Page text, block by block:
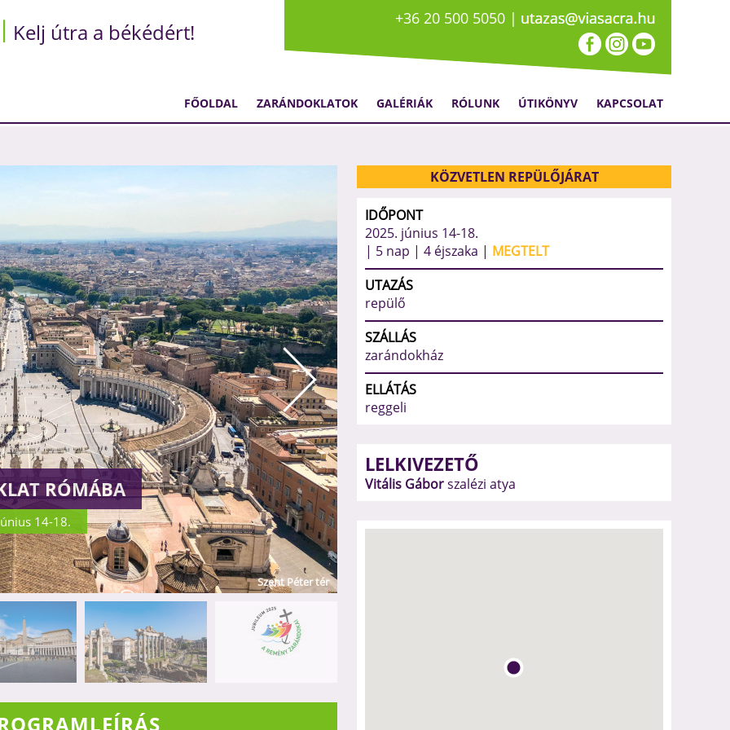
Kelj útra a békédért!
+36 20 500 5050 |
FŐOLDAL ZARÁNDOKLATOK GALÉRIÁK RÓLUNK ÚTIKÖNYV KAPCSOLAT
Szent Péter bazilika (Róma)
RÓMÁBA
14-18.
KÖZVETLEN REPÜLŐJÁRAT
IDŐPONT
2025. június 14-18.
| 5 nap | 4 éjszaka | MEGTELT
UTAZÁS
repülő
SZÁLLÁS
zarándokház
ELLÁTÁS
reggeli
LELKIVEZETŐ
Vitális Gáborszalézi atya